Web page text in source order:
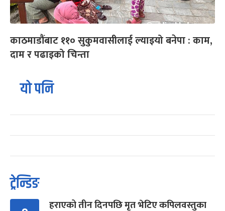
काठमाडौंबाट ११० सुकुमवासीलाई ल्याइयो बनेपा : काम,
दाम र पढाइको चिन्ता
यो पनि
ट्रेन्डिङ
हराएको तीन दिनपछि मृत भेटिए कपिलवस्तुका